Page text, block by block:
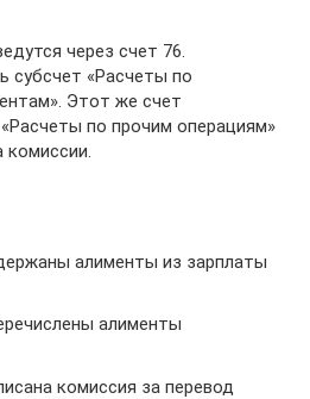
через счет 76.
субсчет «Расчеты по
Этот же счет
по прочим операциям»
комиссии.
алименты из зарплаты
алименты
комиссия за перевод